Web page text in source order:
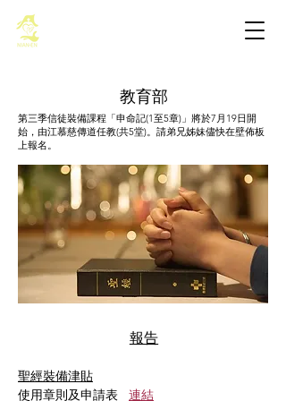
教育部
第三季信徒裝備課程「申命記(1至5章)」將於7月19日開
始，由江慕慈傳道任教(共5堂)。請弟兄姊妹儘快在壁佈板
上報名。
報告
聖經裝備津貼
使用章則及申請表 連結